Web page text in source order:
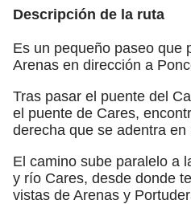
Descripción de la ruta
Es un pequeño paseo que
Arenas en dirección a
Tras pasar el puente del
el puente de Cares,
derecha que se adentra en
El camino sube paralelo a
y río Cares, desde donde
vistas de Arenas y